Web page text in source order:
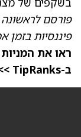
פורסם
פיננסיות
ראו את
ב-TipRanks >>